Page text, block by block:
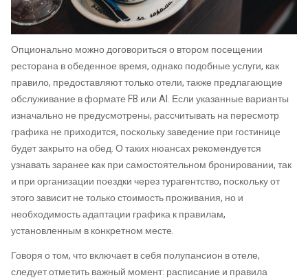
Опционально можно договориться о втором посещении
ресторана в обеденное время, однако подобные услуги, как
правило, предоставляют только отели, также предлагающие
обслуживание в формате FB или AI. Если указанные варианты
изначально не предусмотрены, рассчитывать на пересмотр
графика не приходится, поскольку заведение при гостинице
будет закрыто на обед. О таких нюансах рекомендуется
узнавать заранее как при самостоятельном бронировании, так
и при организации поездки через турагентство, поскольку от
этого зависит не только стоимость проживания, но и
необходимость адаптации графика к правилам,
установленным в конкретном месте.
Говоря о том, что включает в себя полупансион в отеле,
следует отметить важный момент: расписание и правила